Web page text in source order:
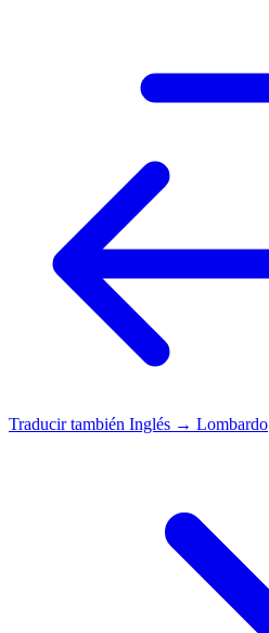
Traducir también Inglés → Lombardo